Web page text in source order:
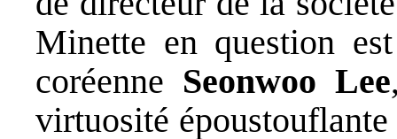
Minette en question
coréenne Seonwoo Lee
virtuosité